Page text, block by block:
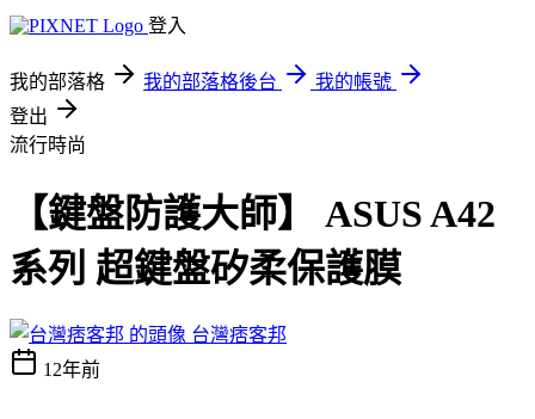
登入
我的部落格 我的部落格後台
我的帳號
登出
流行時尚
【鍵盤防護大師】 ASUS A42
系列 超鍵盤矽柔保護膜
台灣痞客邦
12年前